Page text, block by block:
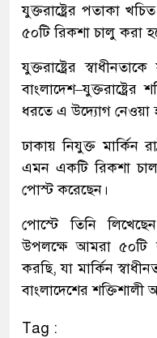
যুক্তরাষ্ট্রের পতাকা
৫০টি রিকশা চালু করা
যুক্তরাষ্ট্রের
বাংলাদেশ–যুক্তরাষ্ট্রের
ধরতে এ উদ্যোগ নেওয়া
ঢাকায় নিযুক্ত মার্কিন
এমন একটি রিকশা
পোস্ট করেছেন।
পোস্টে তিনি
উপলক্ষে আমরা ৫০টি
করছি, যা মার্কিন
বাংলাদেশের শক্তিশালী
Tag :